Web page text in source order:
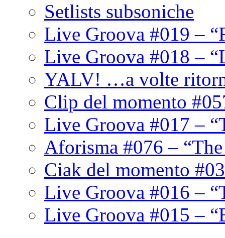
Setlists subsoniche
Live Groova #019 –
Live Groova #018 –
YALV! …a volte
Clip del momento
Live Groova #017 –
Aforisma #076 –
Ciak del momento
Live Groova #016 –
Live Groova #015 –